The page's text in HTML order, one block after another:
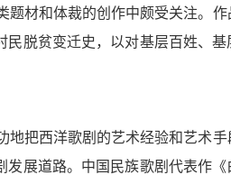
题材和体裁的创作中颇受关注。
脱贫变迁史，以对基层百姓、
把西洋歌剧的艺术经验和艺术
展道路。中国民族歌剧代表作《